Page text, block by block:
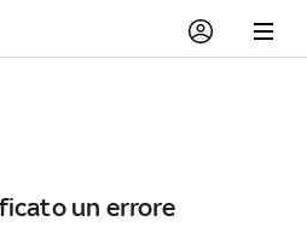
un errore